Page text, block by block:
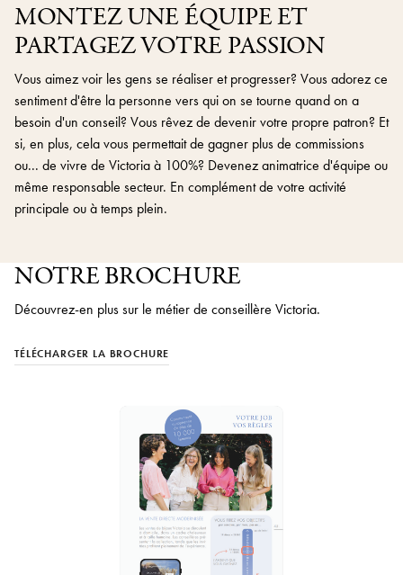
MONTEZ UNE ÉQUIPE ET
PARTAGEZ VOTRE PASSION
Vous aimez voir les gens se réaliser et progresser? Vous adorez ce
sentiment d'être la personne vers qui on se tourne quand on a
besoin d'un conseil? Vous rêvez de devenir votre propre patron? Et
si, en plus, cela vous permettait de gagner plus de commissions
ou... de vivre de Victoria à 100%? Devenez animatrice d'équipe ou
même responsable secteur. En complément de votre activité
principale ou à temps plein.
NOTRE BROCHURE
Découvrez-en plus sur le métier de conseillère Victoria.
TÉLÉCHARGER LA BROCHURE